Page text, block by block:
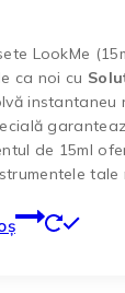
LookMe
ca noi cu
instantaneu
de 15ml